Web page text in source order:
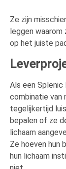
Ze zijn
leggen waarom
op het juiste
Als een
combinatie van
tegelijkertijd
bepalen of ze
lichaam
Ze hoeven hun
hun lichaam